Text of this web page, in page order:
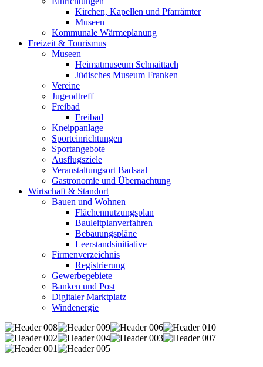
Kirchen, Kapellen und Pfarrämter
Museen
Kommunale Wärmeplanung
Freizeit & Tourismus
Museen
Heimatmuseum Schnaittach
Jüdisches Museum Franken
Vereine
Jugendtreff
Freibad
Freibad
Kneippanlage
Sporteinrichtungen
Sportangebote
Ausflugsziele
Veranstaltungsort Badsaal
Gastronomie und Übernachtung
Wirtschaft & Standort
Bauen und Wohnen
Flächennutzungsplan
Bauleitplanverfahren
Bebauungspläne
Leerstandsinitiative
Firmenverzeichnis
Registrierung
Gewerbegebiete
Banken und Post
Digitaler Marktplatz
Windenergie